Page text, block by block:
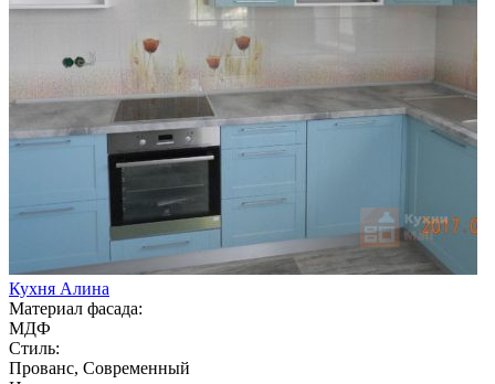
Кухня Алина
Материал фасада:
МДФ
Стиль:
Прованс, Современный